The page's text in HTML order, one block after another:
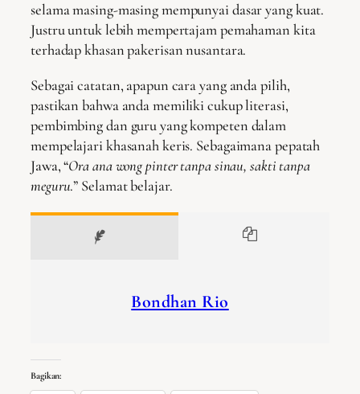
selama masing-masing mempunyai dasar yang kuat.
Justru untuk lebih mempertajam pemahaman kita
terhadap khasan pakerisan nusantara.
Sebagai catatan, apapun cara yang anda pilih,
pastikan bahwa anda memiliki cukup literasi,
pembimbing dan guru yang kompeten dalam
mempelajari khasanah keris. Sebagaimana pepatah
Jawa, “Ora ana wong pinter tanpa sinau, sakti tanpa
meguru.” Selamat belajar.
Bondhan Rio
Bagikan: